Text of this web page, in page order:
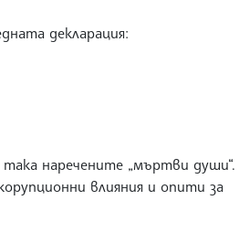
декларация:
наречените „мъртви души“.
влияния и опити за